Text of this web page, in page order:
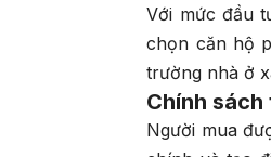
Với mức đầu
chọn căn hộ
trường nhà ở
Chính
Người mua